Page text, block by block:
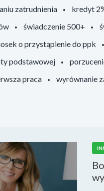
zatrudnienia
kredyt
świadczenie 500+
o przystąpienie do ppk
podstawowej
praca wyrównanie